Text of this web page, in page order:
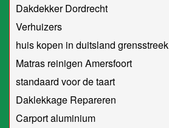
Dakdekker Dordrecht
Verhuizers
huis kopen in duitsland grensstreek
Matras reinigen Amersfoort
standaard voor de taart
Daklekkage Repareren
Carport aluminium